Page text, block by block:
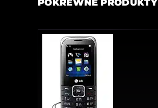
POKREWNE PRODUKTY